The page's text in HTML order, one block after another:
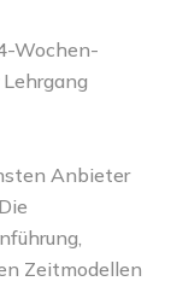
Wochen-
Anbieter
Zeitmodellen